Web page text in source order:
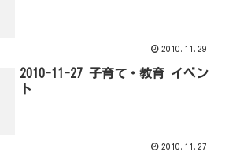
2010.11.29
2010-11-27 子育て・教育 イベン
ト
2010.11.27